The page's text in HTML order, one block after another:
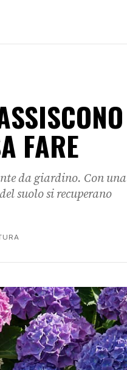
FARE
da giardino. Con una
suolo si recuperano